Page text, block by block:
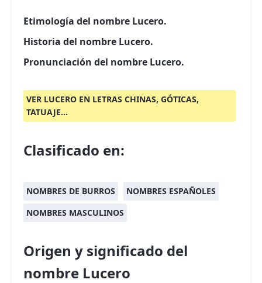
Etimología del nombre Lucero.
Historia del nombre Lucero.
Pronunciación del nombre Lucero.
VER LUCERO EN LETRAS CHINAS, GÓTICAS,
TATUAJE...
Clasificado en:
NOMBRES DE BURROS
NOMBRES ESPAÑOLES
NOMBRES MASCULINOS
Origen y significado del
nombre Lucero